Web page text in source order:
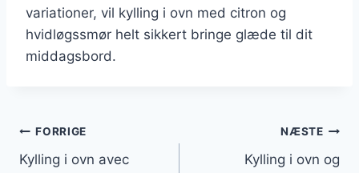
variationer, vil kylling i ovn med citron og
hvidløgssmør helt sikkert bringe glæde til dit
middagsbord.
Indlægsnavigation
FORRIGE
Kylling i ovn avec
NÆSTE
Kylling i ovn og